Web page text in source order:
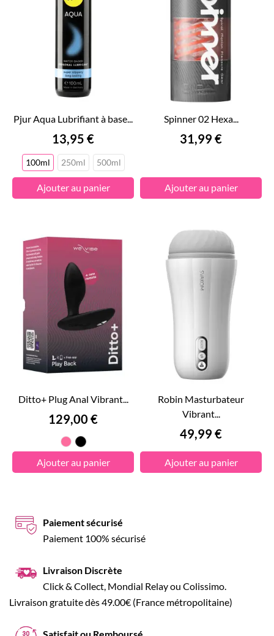
Pjur Aqua Lubrifiant à base...
Prix
13,95 €
100ml 250ml 500ml
Ajouter au panier
Spinner 02 Hexa...
Prix
31,99 €
Ajouter au panier
Ditto+ Plug Anal Vibrant...
Prix
129,00 €
RoseNoir
Ajouter au panier
Robin Masturbateur
Vibrant...
Prix
49,99 €
Ajouter au panier
Paiement sécurisé
Paiement 100% sécurisé
Livraison Discrète
Click & Collect, Mondial Relay ou Colissimo.
Livraison gratuite dès 49.00€ (France métropolitaine)